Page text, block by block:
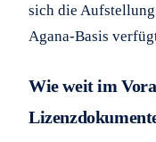
sich die
Agana-Basis
Wie weit im